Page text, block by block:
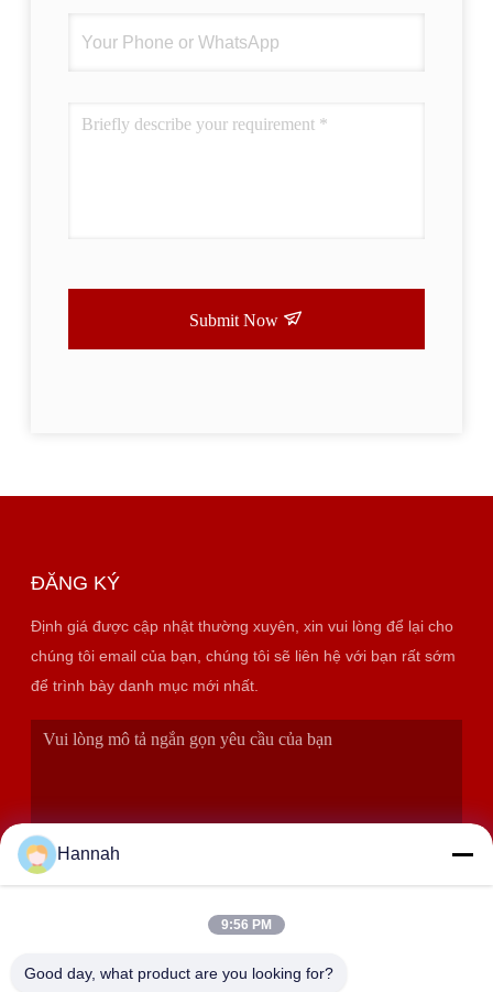
Submit Now
ĐĂNG KÝ
Định giá được cập nhật thường xuyên, xin vui lòng để lại cho
chúng tôi email của bạn, chúng tôi sẽ liên hệ với bạn rất sớm
để trình bày danh mục mới nhất.
Hannah
9:56 PM
Good day, what product are you looking for?